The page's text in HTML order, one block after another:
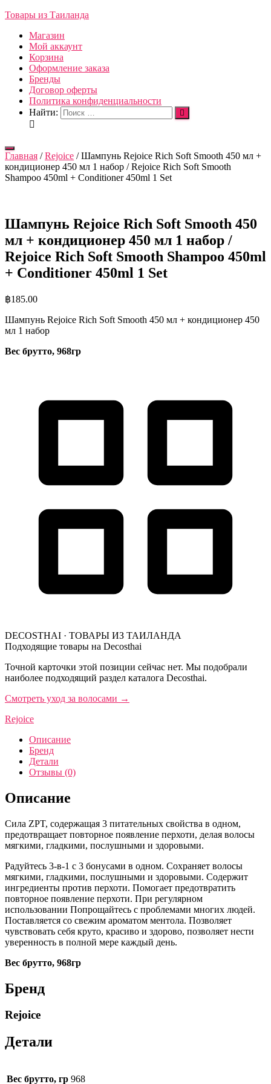
Товары из Таиланда
Магазин
Мой аккаунт
Корзина
Оформление заказа
Бренды
Договор оферты
Политика конфиденциальности
Найти:
Переключить
навигацию
Главная /Rejoice / Шампунь Rejoice Rich Soft Smooth 450 мл +
кондиционер 450 мл 1 набор / Rejoice Rich Soft Smooth
Shampoo 450ml + Conditioner 450ml 1 Set
Шампунь Rejoice Rich Soft Smooth 450
мл + кондиционер 450 мл 1 набор /
Rejoice Rich Soft Smooth Shampoo 450ml
+ Conditioner 450ml 1 Set
฿185.00
Шампунь Rejoice Rich Soft Smooth 450 мл + кондиционер 450
мл 1 набор
Вес брутто, 968гр
DECOSTHAI · ТОВАРЫ ИЗ ТАИЛАНДА
Подходящие товары на Decosthai
Точной карточки этой позиции сейчас нет. Мы подобрали
наиболее подходящий раздел каталога Decosthai.
Смотреть уход за волосами →
Rejoice
Описание
Бренд
Детали
Отзывы (0)
Описание
Сила ZPT, содержащая 3 питательных свойства в одном,
предотвращает повторное появление перхоти, делая волосы
мягкими, гладкими, послушными и здоровыми.
Радуйтесь 3-в-1 с 3 бонусами в одном. Сохраняет волосы
мягкими, гладкими, послушными и здоровыми. Содержит
ингредиенты против перхоти. Помогает предотвратить
повторное появление перхоти. При регулярном
использовании Попрощайтесь с проблемами многих людей.
Поставляется со свежим ароматом ментола. Позволяет
чувствовать себя круто, красиво и здорово, позволяет нести
уверенность в полной мере каждый день.
Вес брутто, 968гр
Бренд
Rejoice
Детали
Вес брутто, гр 968